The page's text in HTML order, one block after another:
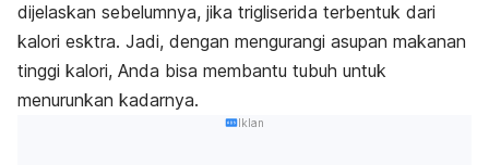
dijelaskan sebelumnya, jika trigliserida terbentuk dari
kalori esktra. Jadi, dengan mengurangi asupan makanan
tinggi kalori, Anda bisa membantu tubuh untuk
menurunkan kadarnya.
Iklan